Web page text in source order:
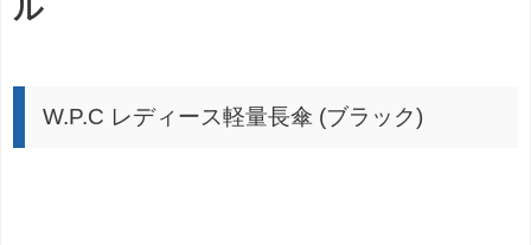
ル
W.P.C レディース軽量長傘 (ブラック)